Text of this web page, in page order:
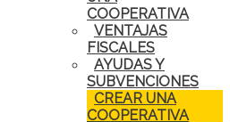
COOPERATIVA
VENTAJAS
FISCALES
AYUDAS Y
SUBVENCIONES
CREAR UNA
COOPERATIVA